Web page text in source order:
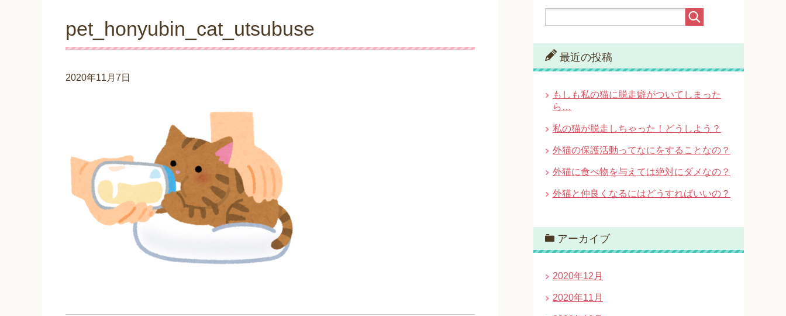
pet_honyubin_cat_utsubuse
2020年11月7日
最近の投稿
もしも私の猫に脱走癖がついてしまった
ら…
私の猫が脱走しちゃった！どうしよう？
外猫の保護活動ってなにをすることなの？
外猫に食べ物を与えては絶対にダメなの？
外猫と仲良くなるにはどうすればいいの？
アーカイブ
2020年12月
2020年11月